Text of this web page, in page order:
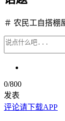
＃ 农民工自搭棚
0/800
发表
评论请下载APP